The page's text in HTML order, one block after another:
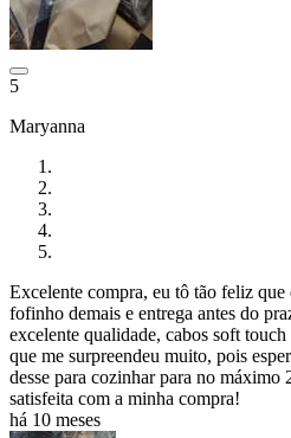
5
Maryanna
Excelente compra, eu tô tão feliz
fofinho demais e entrega antes do
excelente qualidade, cabos soft
que me surpreendeu muito, pois
desse para cozinhar para no máximo
satisfeita com a minha compra!
há 10 meses